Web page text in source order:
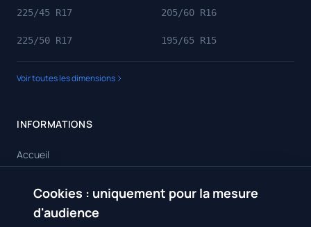
225/45 R17 205/60 R16
225/50 R17 195/65 R15
Voir toutes les dimensions
INFORMATIONS
Accueil
Toutes les marques
Contact
Cookies : uniquement pour la mesure
d'audience